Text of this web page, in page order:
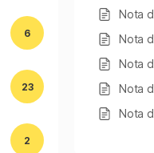
6
23
2
Nota
Nota
Nota
Nota
Nota